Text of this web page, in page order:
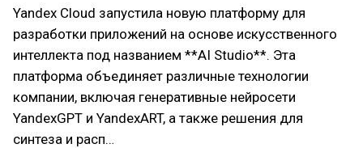
Yandex Cloud запустила новую платформу для
разработки приложений на основе искусственного
интеллекта под названием **AI Studio**. Эта
платформа объединяет различные технологии
компании, включая генеративные нейросети
YandexGPT и YandexART, а также решения для
синтеза и расп…